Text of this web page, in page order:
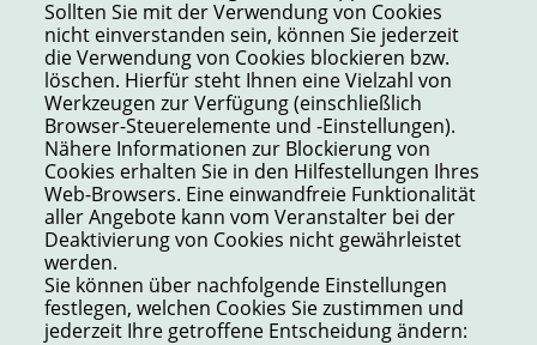
Sollten Sie mit der Verwendung von Cookies
nicht einverstanden sein, können Sie jederzeit
die Verwendung von Cookies blockieren bzw.
löschen. Hierfür steht Ihnen eine Vielzahl von
Werkzeugen zur Verfügung (einschließlich
Browser-Steuerelemente und -Einstellungen).
Nähere Informationen zur Blockierung von
Cookies erhalten Sie in den Hilfestellungen Ihres
Web-Browsers. Eine einwandfreie Funktionalität
aller Angebote kann vom Veranstalter bei der
Deaktivierung von Cookies nicht gewährleistet
werden.
Sie können über nachfolgende Einstellungen
festlegen, welchen Cookies Sie zustimmen und
jederzeit Ihre getroffene Entscheidung ändern: